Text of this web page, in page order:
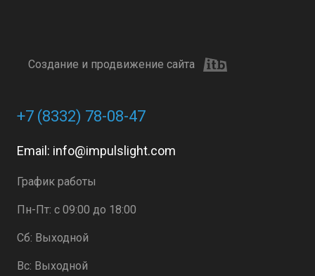
Создание и продвижение сайта
+7 (8332) 78-08-47
Email: info@impulslight.com
График работы
Пн-Пт: с 09:00 до 18:00
Сб: Выходной
Вс: Выходной